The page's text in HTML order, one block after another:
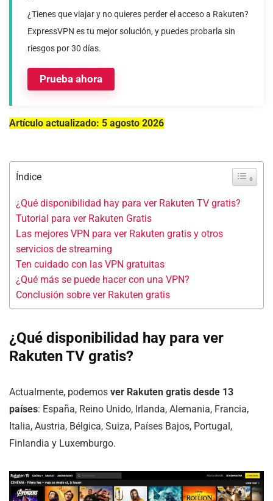
Prueba ahora
¿Tienes que viajar y no quieres perder el acceso a Rakuten?
ExpressVPN es tu mejor solución, y puedes probarla sin
riesgos por 30 días.
Artículo actualizado: 5 agosto 2026
Índice
¿Qué disponibilidad hay para ver Rakuten TV gratis?
Tutorial para ver Rakuten Gratis
Las mejores VPN para ver Rakuten gratis y otros
servicios de streaming
Ten cuidado con las VPN gratuitas
¿Qué más se puede hacer con una VPN?
Conclusión sobre ver Rakuten gratis
¿Qué disponibilidad hay para ver
Rakuten TV gratis?
Actualmente, podemos ver Rakuten gratis desde 13
países: España, Reino Unido, Irlanda, Alemania, Francia,
Italia, Austria, Bélgica, Suiza, Países Bajos, Portugal,
Finlandia y Luxemburgo.